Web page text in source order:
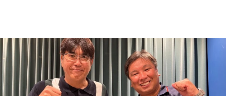
イベント・グッズ
YouTube
会社情報